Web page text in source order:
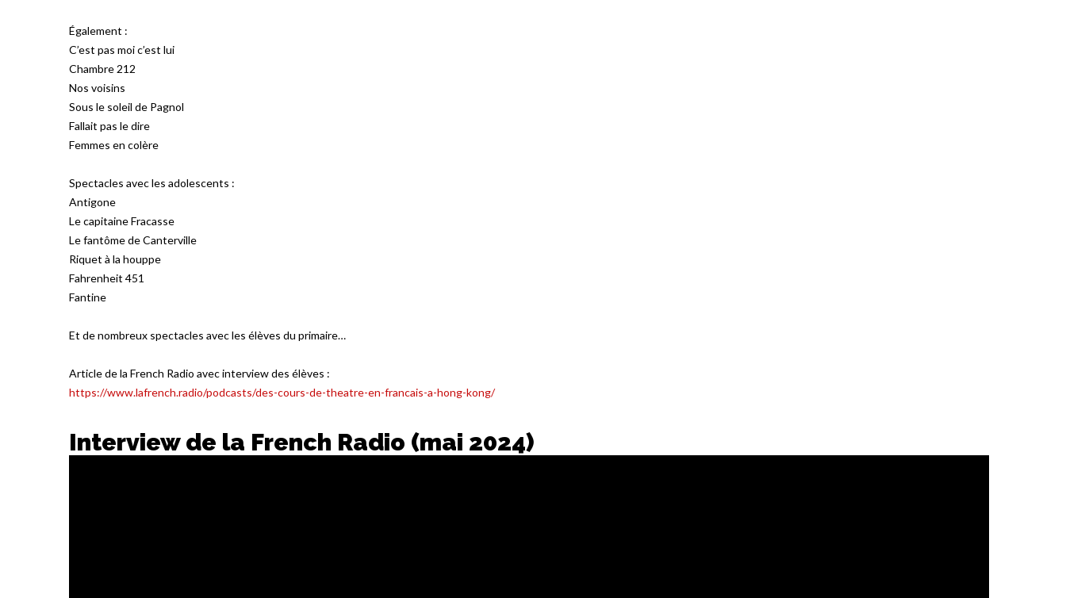
Également :
C’est pas moi c’est lui
Chambre 212
Nos voisins
Sous le soleil de Pagnol
Fallait pas le dire
Femmes en colère
Spectacles avec les adolescents :
Antigone
Le capitaine Fracasse
Le fantôme de Canterville
Riquet à la houppe
Fahrenheit 451
Fantine
Et de nombreux spectacles avec les élèves du primaire…
Article de la French Radio avec interview des élèves :
https://www.lafrench.radio/podcasts/des-cours-de-theatre-en-francais-a-hong-kong/
Interview de la French Radio (mai 2024)